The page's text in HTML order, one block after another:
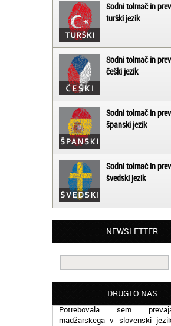
Sodni tolmač in
turški jezik
Sodni tolmač in
češki jezik
Sodni tolmač in
španski jezik
Sodni tolmač in
švedski jezik
NEWSLETTER
DRUGI O NAS
Matjaž iz Ajdovščine:
Lahko pohvalim vse zaposlene v
Oxford, ker so resnično
prevajalske storitve
Potrebovala sem
madžarskega v slovenski
vam rečem, da sem pozitivno